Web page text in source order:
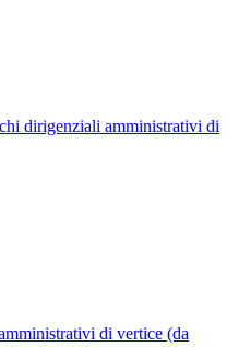
dirigenziali amministrativi di
di vertice (da